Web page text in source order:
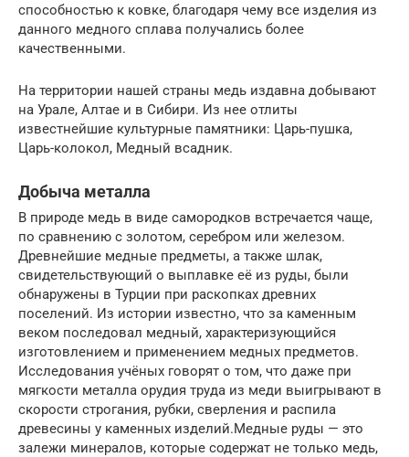
способностью к ковке, благодаря чему все изделия из
данного медного сплава получались более
качественными.
На территории нашей страны медь издавна добывают
на Урале, Алтае и в Сибири. Из нее отлиты
известнейшие культурные памятники: Царь-пушка,
Царь-колокол, Медный всадник.
Добыча металла
В природе медь в виде самородков встречается чаще,
по сравнению с золотом, серебром или железом.
Древнейшие медные предметы, а также шлак,
свидетельствующий о выплавке её из руды, были
обнаружены в Турции при раскопках древних
поселений. Из истории известно, что за каменным
веком последовал медный, характеризующийся
изготовлением и применением медных предметов.
Исследования учёных говорят о том, что даже при
мягкости металла орудия труда из меди выигрывают в
скорости строгания, рубки, сверления и распила
древесины у каменных изделий.Медные руды — это
залежи минералов, которые содержат не только медь,